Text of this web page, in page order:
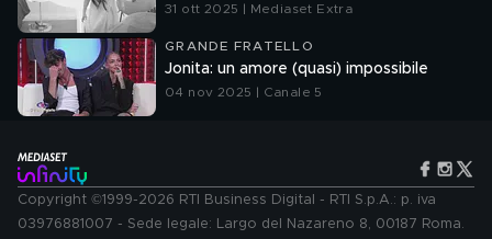
31 ott 2025 | Mediaset Extra
GRANDE FRATELLO
Jonita: un amore (quasi) impossibile
04 nov 2025 | Canale 5
Copyright ©1999-2026 RTI Business Digital - RTI S.p.A.: p. iva
03976881007 - Sede legale: Largo del Nazareno 8, 00187 Roma.